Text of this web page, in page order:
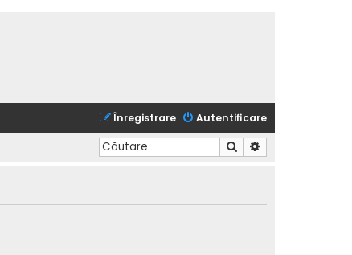
Autentificare
Înregistrare
Căutare